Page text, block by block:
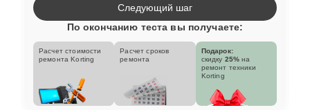
Следующий шаг
По окончанию теста вы получаете:
Расчет стоимости
ремонта Korting
Расчет сроков
ремонта
Подарок:
скидку 25% на
ремонт техники
Korting